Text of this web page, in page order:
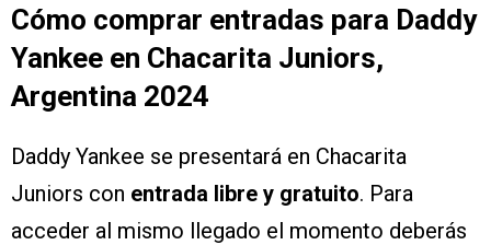
Cómo comprar entradas para Daddy
Yankee en Chacarita Juniors,
Argentina 2024
Daddy Yankee se presentará en Chacarita
Juniors con entrada libre y gratuito. Para
acceder al mismo llegado el momento deberás